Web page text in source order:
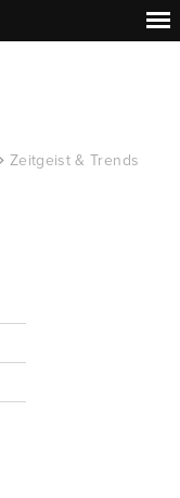
Zeitgeist & Trends